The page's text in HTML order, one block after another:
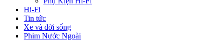
Hi-Fi
Tin tức
Xe và đời sống
Phim Nước Ngoài